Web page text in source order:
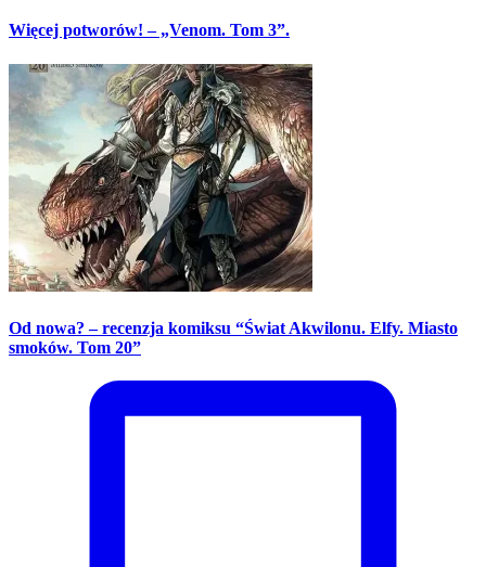
Więcej potworów! – „Venom. Tom 3”.
Od nowa? – recenzja komiksu “Świat Akwilonu. Elfy. Miasto
smoków. Tom 20”